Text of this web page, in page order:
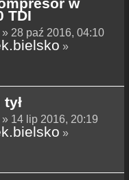
w
TDI
» 28 paź 2016, 04:10
»
» 14 lip 2016, 20:19
»